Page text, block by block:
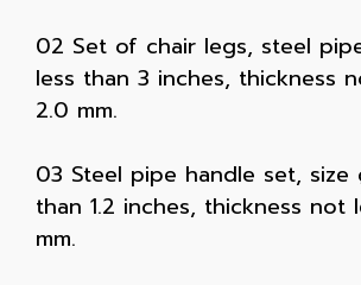
02 Set of chair legs, steel
less than 3 inches, thickness
2.0 mm.
03 Steel pipe handle set, size
than 1.2 inches, thickness not
mm.